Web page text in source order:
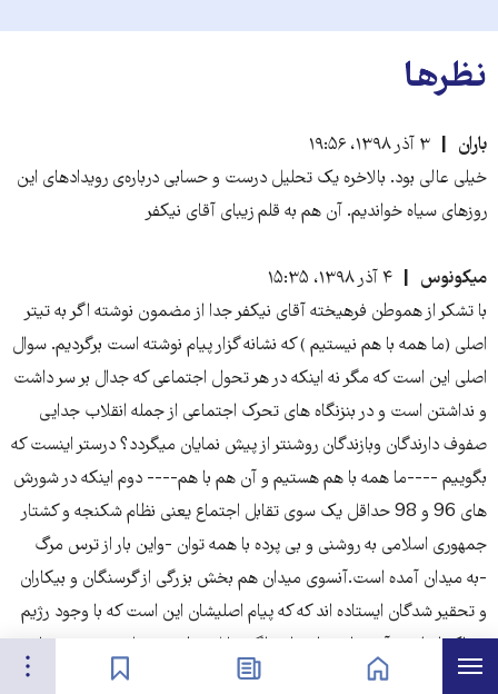
فهرست نشان‌گذاشته‌ها
نظرها
باران
۳ آذر ۱۳۹۸، ۱۹:۵۶
خیلی عالی بود. بالاخره یک تحلیل درست و حسابی درباره‌ی رویدادهای این
روزهای سیاه خواندیم. آن هم به قلم زیبای آقای نیکفر
میکونوس
۴ آذر ۱۳۹۸، ۱۵:۳۵
با تشکر از هموطن فرهیخته آقای نیکفر جدا از مضمون نوشته اگر به تیتر
اصلی (ما همه با هم نیستیم ) که نشانه گزار پیام نوشته است برگردیم. سوال
اصلی این است که مگر نه اینکه در هر تحول اجتماعی که جدال بر سر داشت
و نداشتن است و در بنزنگاه های تحرک اجتماعی از جمله انقلاب جدایی
صفوف دارندگان وبازندگان روشنتر از پیش نمایان میگردد؟ درستر اینست که
بگوییم ----ما همه با هم هستیم و آن هم با هم---- دوم اینکه در شورش
های 96 و 98 حداقل یک سوی تقابل اجتماع یعنی نظام شکنجه و کشتار
جمهوری اسلامی به روشنی و بی پرده با همه توان -واین بار از ترس مرگ
-به میدان آمده است.آنسوی میدان هم بخش بزرگی از گرسنگان و بیکاران
و تحقیر شدگان ایستاده اند که که پیام اصلیشان این است که با وجود رژیم
سفاک اسلامی آینده ای ندارند.این اگر تقابل دولت و وملت نیست شما
اسم دیگری بر آن بگذارید . در نوشته شما جز موشکافی وبخشا تردید و